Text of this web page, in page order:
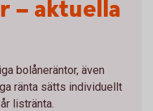
– aktuella
bolåneräntor, även
ränta sätts individuellt
listränta.